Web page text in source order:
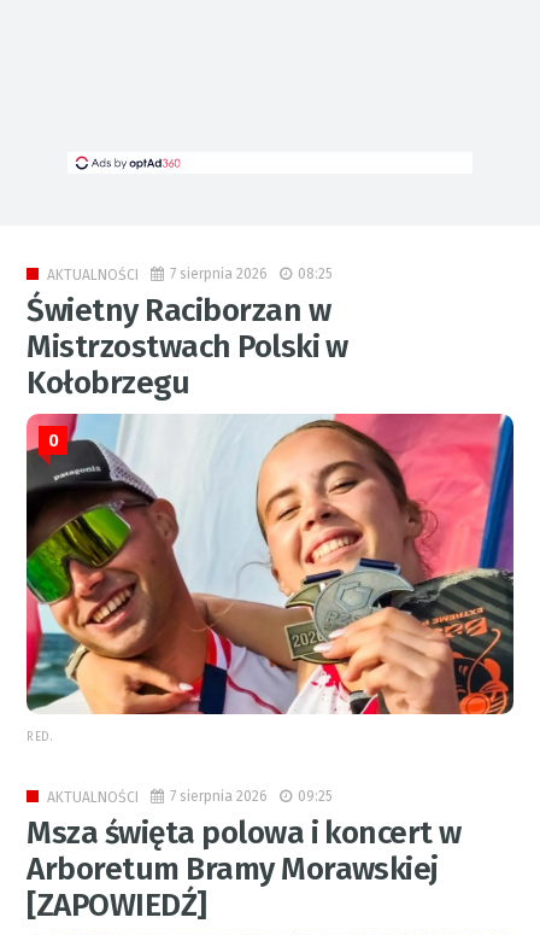
AKTUALNOŚCI 7 sierpnia 2026 08:25
Świetny Raciborzan w
Mistrzostwach Polski w
Kołobrzegu
0
RED.
AKTUALNOŚCI 7 sierpnia 2026 09:25
Msza święta polowa i koncert w
Arboretum Bramy Morawskiej
[ZAPOWIEDŹ]